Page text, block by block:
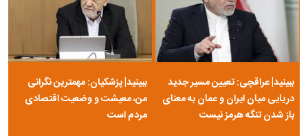
ببینید| عراقچی: تعیین مسیر جدید
دریایی میان ایران و عمان به معنای
باز شدن تنگه هرمز نیست
ببینید| پزشکیان: مهمترین نگرانی
من، معیشت و وضعیت اقتصادی
مردم است